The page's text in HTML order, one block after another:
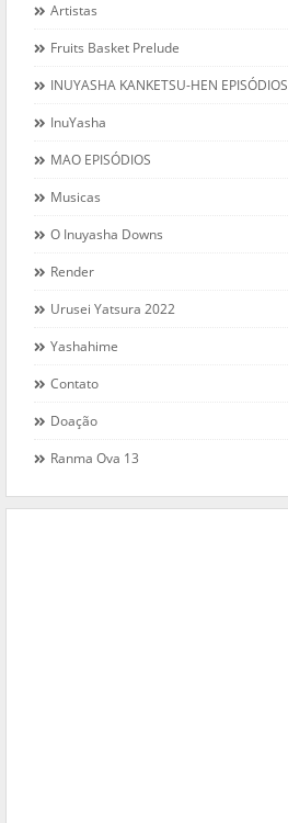
Artistas
Fruits Basket Prelude
INUYASHA KANKETSU-HEN EPISÓDIOS
InuYasha
MAO EPISÓDIOS
Musicas
O Inuyasha Downs
Render
Urusei Yatsura 2022
Yashahime
Contato
Doação
Ranma Ova 13